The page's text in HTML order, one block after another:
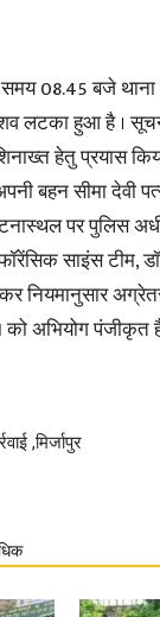
08.45 बजे थाना
लटका हुआ है । सूचना
हेतु प्रयास
बहन सीमा देवी
पर पुलिस
साइंस टीम,
अग्रेतर
को अभियोग
,मिर्जापुर